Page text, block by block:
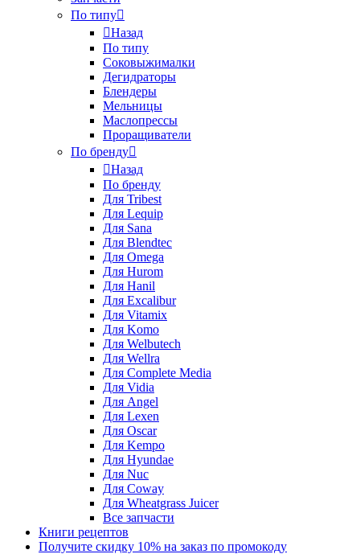
По типу
Назад
По типу
Соковыжималки
Дегидраторы
Блендеры
Мельницы
Маслопрессы
Проращиватели
По бренду
Назад
По бренду
Для Tribest
Для Lequip
Для Sana
Для Blendtec
Для Omega
Для Hurom
Для Hanil
Для Excalibur
Для Vitamix
Для Komo
Для Welbutech
Для Wellra
Для Complete Media
Для Vidia
Для Angel
Для Lexen
Для Oscar
Для Kempo
Для Hyundae
Для Nuc
Для Coway
Для Wheatgrass Juicer
Все запчасти
Книги рецептов
Получите скидку 10% на заказ по промокоду